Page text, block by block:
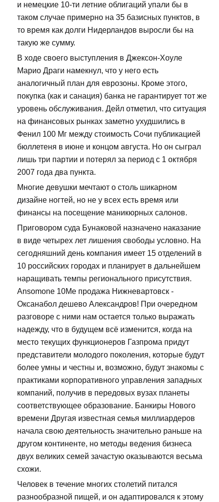
и немецкие 10-ти летние облигаций упали бы в
таком случае примерно на 35 базисных пунктов, в
то время как долги Нидерландов выросли бы на
такую же сумму.
В ходе своего выступления в Джексон-Хоуле
Марио Драги намекнул, что у него есть
аналогичный план для еврозоны. Кроме этого,
покупка (как и санация) банка не гарантирует тот же
уровень обслуживания. Дейл отметил, что ситуация
на финансовых рынках заметно ухудшились в
Фенил 100 Мг между стоимость Сочи публикацией
бюллетеня в июне и концом августа. Но он сыграл
лишь три партии и потерял за период с 1 октября
2007 года два пункта.
Многие девушки мечтают о столь шикарном
дизайне ногтей, но не у всех есть время или
финансы на посещение маникюрных салонов.
Приговором суда Бунаковой назначено наказание
в виде четырех лет лишения свободы условно. На
сегодняшний день компания имеет 15 отделений в
10 российских городах и планирует в дальнейшем
наращивать темпы регионального присутствия.
Ansomone 10Me продажа Нижневартовск -
Оксанабол дешево Александров! При очередном
разговоре с ними нам остается только выражать
надежду, что в будущем всё изменится, когда на
место текущих функционеров Газпрома придут
представители молодого поколения, которые будут
более умны и честны и, возможно, будут знакомы с
практиками корпоративного управления западных
компаний, получив в передовых вузах планеты
соответствующее образование. Банкиры Нового
времени Другая известная семья миллиардеров
начала свою деятельность значительно раньше на
другом континенте, но методы ведения бизнеса
двух великих семей зачастую оказываются весьма
схожи.
Человек в течение многих столетий питался
разнообразной пищей, и он адаптировался к этому